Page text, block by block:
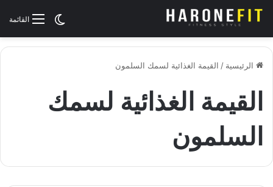
القائمةالوضع
الرئيسية / القيمة الغذائية لسمك السلمون
القيمة الغذائية لسمك
السلمون